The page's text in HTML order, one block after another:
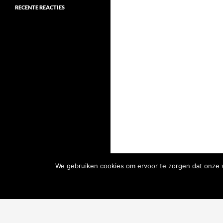
RECENTE REACTIES
We gebruiken cookies om ervoor te zorgen dat